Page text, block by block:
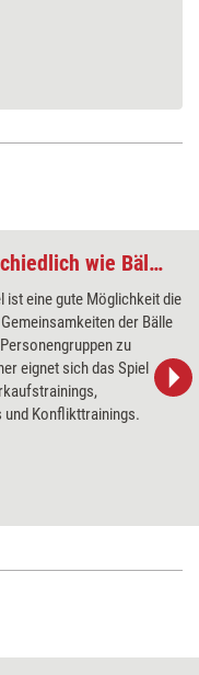
Trainingsspiel: Genauso unterschiedlich wie Bälle ...
ist eine gute Möglichkeit die
der Bälle
zu
eignet sich das Spiel
und Konflikttrainings.